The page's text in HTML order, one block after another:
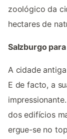
zoológico da
hectares de
Salzburgo
A cidade
E de facto, a
dos edifícios
ergue-se no